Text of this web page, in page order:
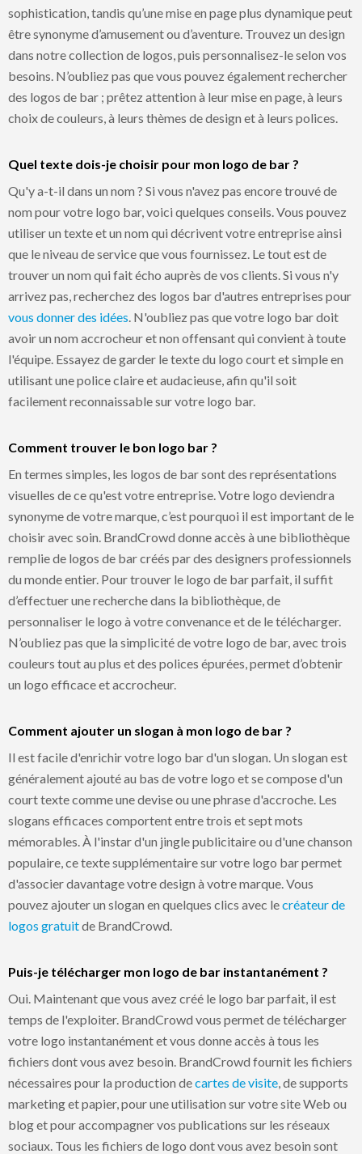
sophistication, tandis qu’une mise en page plus dynamique peut
être synonyme d’amusement ou d’aventure. Trouvez un design
dans notre collection de logos, puis personnalisez-le selon vos
besoins. N’oubliez pas que vous pouvez également rechercher
des logos de bar ; prêtez attention à leur mise en page, à leurs
choix de couleurs, à leurs thèmes de design et à leurs polices.
Quel texte dois-je choisir pour mon logo de bar ?
Qu'y a-t-il dans un nom ? Si vous n'avez pas encore trouvé de
nom pour votre logo bar, voici quelques conseils. Vous pouvez
utiliser un texte et un nom qui décrivent votre entreprise ainsi
que le niveau de service que vous fournissez. Le tout est de
trouver un nom qui fait écho auprès de vos clients. Si vous n'y
arrivez pas, recherchez des logos bar d'autres entreprises pour
vous donner des idées . N'oubliez pas que votre logo bar doit
avoir un nom accrocheur et non offensant qui convient à toute
l'équipe. Essayez de garder le texte du logo court et simple en
utilisant une police claire et audacieuse, afin qu'il soit
facilement reconnaissable sur votre logo bar.
Comment trouver le bon logo bar ?
En termes simples, les logos de bar sont des représentations
visuelles de ce qu'est votre entreprise. Votre logo deviendra
synonyme de votre marque, c’est pourquoi il est important de le
choisir avec soin. BrandCrowd donne accès à une bibliothèque
remplie de logos de bar créés par des designers professionnels
du monde entier. Pour trouver le logo de bar parfait, il suffit
d’effectuer une recherche dans la bibliothèque, de
personnaliser le logo à votre convenance et de le télécharger.
N’oubliez pas que la simplicité de votre logo de bar, avec trois
couleurs tout au plus et des polices épurées, permet d’obtenir
un logo efficace et accrocheur.
Comment ajouter un slogan à mon logo de bar ?
Il est facile d'enrichir votre logo bar d'un slogan. Un slogan est
généralement ajouté au bas de votre logo et se compose d'un
court texte comme une devise ou une phrase d'accroche. Les
slogans efficaces comportent entre trois et sept mots
mémorables. À l'instar d'un jingle publicitaire ou d'une chanson
populaire, ce texte supplémentaire sur votre logo bar permet
d'associer davantage votre design à votre marque. Vous
pouvez ajouter un slogan en quelques clics avec lecréateur de
logos gratuitde BrandCrowd.
Puis-je télécharger mon logo de bar instantanément ?
Oui. Maintenant que vous avez créé le logo bar parfait, il est
temps de l'exploiter. BrandCrowd vous permet de télécharger
votre logo instantanément et vous donne accès à tous les
fichiers dont vous avez besoin. BrandCrowd fournit les fichiers
nécessaires pour la production decartes de visite , de supports
marketing et papier, pour une utilisation sur votre site Web ou
blog et pour accompagner vos publications sur les réseaux
sociaux. Tous les fichiers de logo dont vous avez besoin sont